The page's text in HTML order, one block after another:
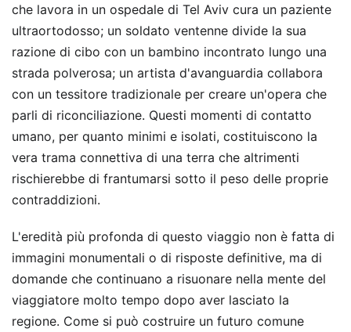
che lavora in un ospedale di Tel Aviv cura un paziente
ultraortodosso; un soldato ventenne divide la sua
razione di cibo con un bambino incontrato lungo una
strada polverosa; un artista d'avanguardia collabora
con un tessitore tradizionale per creare un'opera che
parli di riconciliazione. Questi momenti di contatto
umano, per quanto minimi e isolati, costituiscono la
vera trama connettiva di una terra che altrimenti
rischierebbe di frantumarsi sotto il peso delle proprie
contraddizioni.
L'eredità più profonda di questo viaggio non è fatta di
immagini monumentali o di risposte definitive, ma di
domande che continuano a risuonare nella mente del
viaggiatore molto tempo dopo aver lasciato la
regione. Come si può costruire un futuro comune